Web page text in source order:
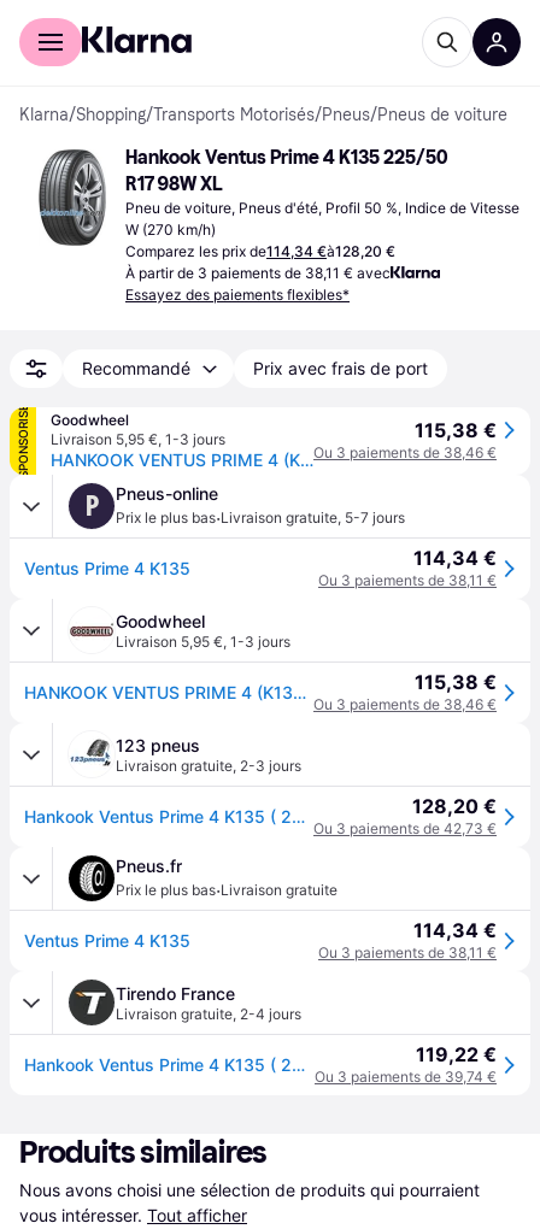
Acheter avec Klarna
Klarna/Shopping/Transports Motorisés/Pneus/Pneus de voiture
Hankook Ventus Prime 4 K135 225/50
R17 98W XL
Pneu de voiture, Pneus d'été, Profil 50 %, Indice de Vitesse
W (270 km/h)
Comparez les prix de114,34 €à128,20 €
À partir de 3 paiements de 38,11 € avec
Essayez des paiements flexibles*
Recommandé Prix avec frais de port
SPONSORISÉ
Goodwheel
Livraison 5,95 €, 1-3 jours
HANKOOK VENTUS PRIME 4 (K135) 225/50R17 98W XL SBL
115,38 €
Ou 3 paiements de 38,46 €
P Pneus-online
Prix le plus bas·Livraison gratuite, 5-7 jours
Ventus Prime 4 K135 114,34 €
Ou 3 paiements de 38,11 €
Goodwheel
Livraison 5,95 €, 1-3 jours
HANKOOK VENTUS PRIME 4 (K135) 225/50R17 98W XL SBL 115,38 €
Ou 3 paiements de 38,46 €
123 pneus
Livraison gratuite, 2-3 jours
Hankook Ventus Prime 4 K135 ( 225/50 R17 98W XL ) 128,20 €
Ou 3 paiements de 42,73 €
Pneus.fr
Prix le plus bas·Livraison gratuite
Ventus Prime 4 K135 114,34 €
Ou 3 paiements de 38,11 €
Tirendo France
Livraison gratuite, 2-4 jours
Hankook Ventus Prime 4 K135 ( 225/50 R17 98W XL ) 119,22 €
Ou 3 paiements de 39,74 €
Produits similaires
Nous avons choisi une sélection de produits qui pourraient
vous intéresser. Tout afficher